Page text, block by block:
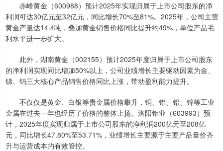
赤峰黄金（600988）预计2025年实现归属于上市公司股东的净
利润可达30亿元至32亿元，同比增长70%至81%。2025年，公司主营
黄金产量达14.4吨，叠加黄金销售价格同比提升约49%，单位产品毛
利水平进一步扩大。
此外，湖南黄金（002155）预计2025年度归属于上市公司股东
的净利润实现同比增加50%以上，公司业绩增长主要驱动因素为金、
锑、钨三大核心产品销售价格同比上涨，带动盈利能力提升。
不仅仅是黄金、白银等贵金属价格攀升，铜、铝、铅、锌等工业
金属在过去一年也经历了价格的整体上扬。洛阳钼业（603993）预
计，2025年度实现归属于上市公司股东的净利润200亿元至208亿
元，同比增长47.80%至53.71%，业绩增长主要源于主要产品量价齐
升与运营成本的有效管控。